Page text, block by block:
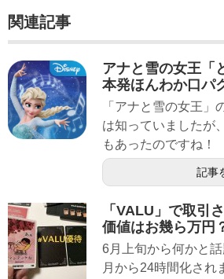
関連記事
アナと雪の女王「
本発ほんわか口パ
「アナと雪の女王」
は知っていましたが
もあったのですね！
記事
「VALU」で取引
価値はお幾ら万円
6月上旬から何かと
月から24時間化され